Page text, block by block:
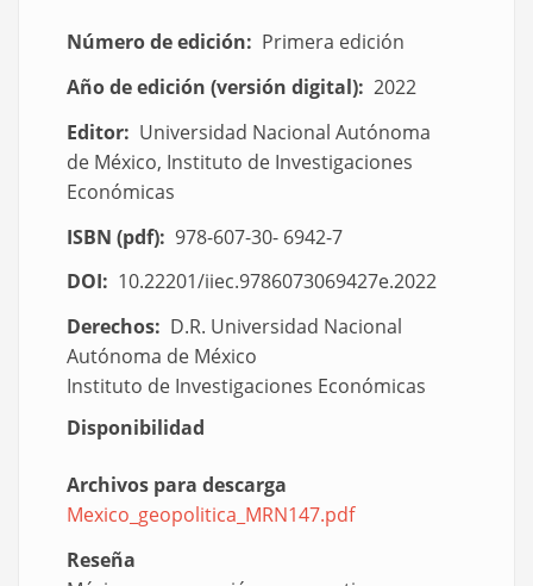
Número de edición
Primera edición
Año de edición (versión digital) 2022
Editor
Universidad Nacional Autónoma
de México, Instituto de Investigaciones
Económicas
ISBN (pdf) 978-607-30- 6942-7
DOI
10.22201/iiec.9786073069427e.2022
Derechos
D.R. Universidad Nacional
Autónoma de México
Instituto de Investigaciones Económicas
Disponibilidad
Archivos para descarga
Document
Mexico_geopolitica_MRN147.pdf
Reseña